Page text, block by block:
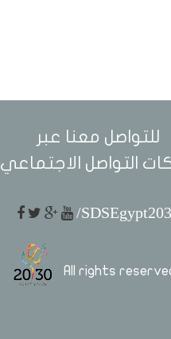
للتواصل معنا عبر
التواصل الاجتماعي
/
All rights